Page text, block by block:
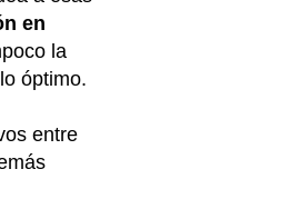
en
la
óptimo.
entre